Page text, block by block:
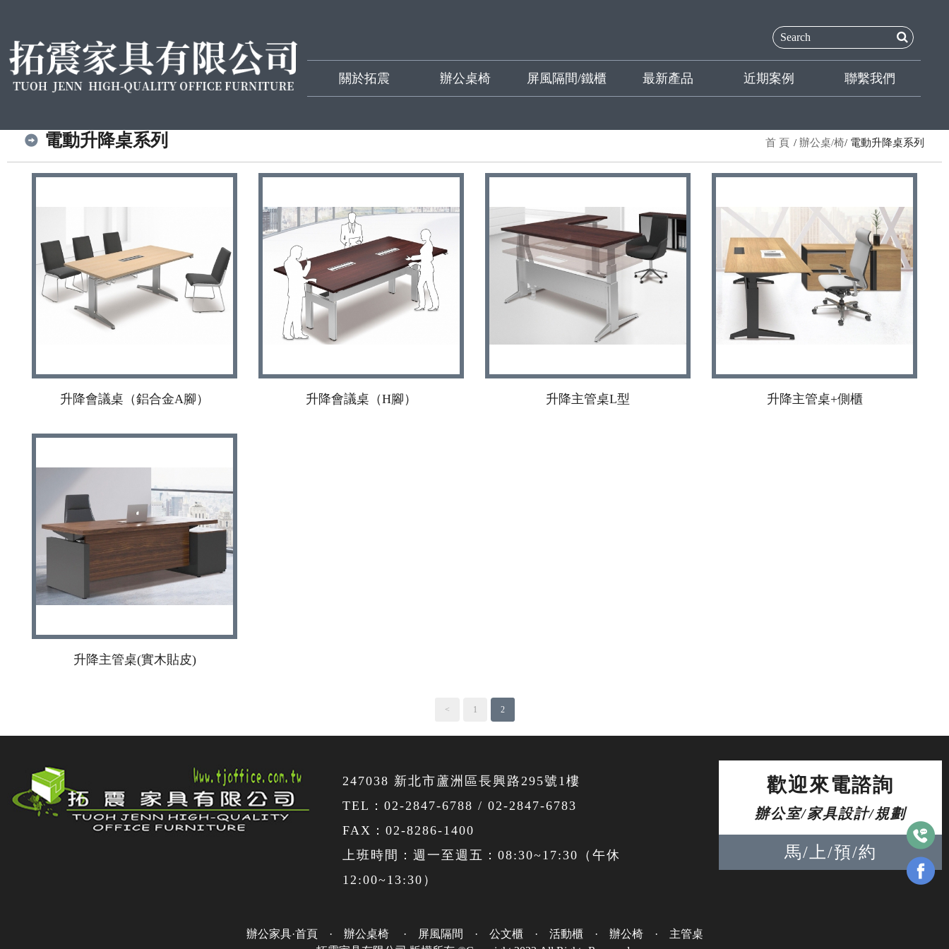
關於拓震 辦公桌椅 屏風隔間/鐵櫃 最新產品 近期案例 聯繫我們
電動升降桌系列 首 頁 辦公桌/椅 電動升降桌系列
升降會議桌（鋁合金A腳） 升降會議桌（H腳） 升降主管桌L型 升降主管桌+側櫃
升降主管桌(實木貼皮)
< 1 2
247038 新北市蘆洲區長興路295號1樓
TEL： 02-2847-6788 / 02-2847-6783
FAX：02-8286-1400
上班時間：週一至週五：08:30~17:30（午休
12:00~13:30）
歡迎來電諮詢
辦公室/家具設計/規劃
馬/上/預/約
辦公家具·首頁· 辦公桌椅 · 屏風隔間 · 公文櫃· 活動櫃· 辦公椅· 主管桌